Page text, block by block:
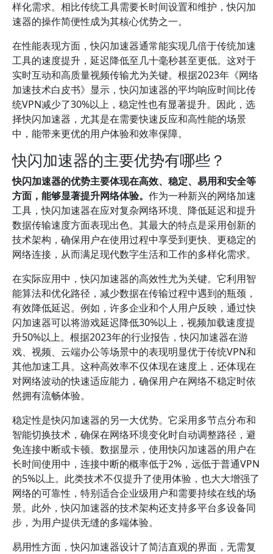
样化需求。相比传统工具需要长时间设置和维护，快闪加
速器的操作简便性成为其核心优势之一。
在性能表现方面，快闪加速器通常能实现几倍于传统加速
工具的速度提升，延迟降低至几十毫秒甚至更低。这对于
实时互动和高质量视频传输尤为关键。根据2023年《网络
加速技术白皮书》显示，快闪加速器的平均响应时间比传
统VPN减少了30%以上，稳定性也有显著提升。因此，选
择快闪加速器，尤其是在需要快速反应和高性能的场景
中，能带来更优的用户体验和效率保障。
快闪加速器的主要优势有哪些？
快闪加速器的优势主要体现在高效、稳定、易用和安全等
方面，能够显著提升网络体验。 作为一种新兴的网络加速
工具，快闪加速器在应对复杂网络环境、降低延迟和提升
数据传输速度方面表现出色。其最大的特点是采用创新的
技术架构，确保用户在使用过程中享受到更快、更稳定的
网络连接，从而满足现代数字生活和工作的多样化需求。
在实际应用中，快闪加速器的高效性尤为关键。它利用智
能算法和优化路径，减少数据在传输过程中遇到的瓶颈，
有效降低延迟。例如，许多企业和个人用户反映，通过快
闪加速器可以将游戏延迟降低30%以上，视频加载速度提
升50%以上。根据2023年的行业报告，快闪加速器在游
戏、视频、云端办公等场景中的表现明显优于传统VPN和
其他加速工具。这种高效率不仅体现在速度上，还体现在
对网络波动的快速适应能力，确保用户在网络不稳定时依
然拥有流畅体验。
稳定性是快闪加速器的另一大优势。它采用多节点分布和
智能切换技术，确保在网络环境变化时自动调整路径，避
免连接中断或卡顿。数据显示，使用快闪加速器的用户在
长时间使用中，连接中断的概率低于2%，远低于普通VPN
的5%以上。此类技术不仅提升了使用体验，也大大增强了
网络的可靠性，特别适合企业级用户和需要持续在线的场
景。此外，快闪加速器的技术架构还支持多平台多设备同
步，为用户提供无缝的多端体验。
易用性方面，快闪加速器设计了简洁直观的界面，无需复